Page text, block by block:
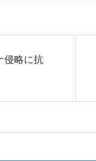
侵略に抗